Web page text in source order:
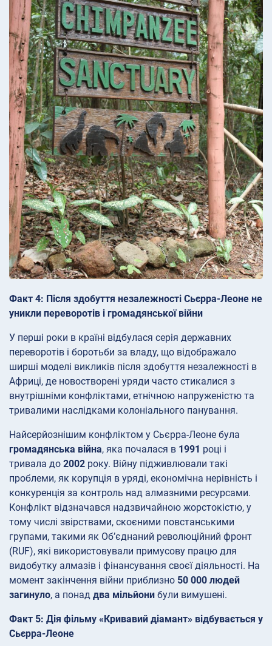
Факт 4: Після здобуття незалежності Сьєрра-Леоне не
уникли переворотів і громадянської війни
У перші роки в країні відбулася серія державних
переворотів і боротьби за владу, що відображало
ширші моделі викликів після здобуття незалежності в
Африці, де новостворені уряди часто стикалися з
внутрішніми конфліктами, етнічною напруженістю та
тривалими наслідками колоніального панування.
Найсерйознішим конфліктом у Сьєрра-Леоне була
громадянська війна, яка почалася в 1991 році і
тривала до 2002 року. Війну підживлювали такі
проблеми, як корупція в уряді, економічна нерівність і
конкуренція за контроль над алмазними ресурсами.
Конфлікт відзначався надзвичайною жорстокістю, у
тому числі звірствами, скоєними повстанськими
групами, такими як Об’єднаний революційний фронт
(RUF), які використовували примусову працю для
видобутку алмазів і фінансування своєї діяльності. На
момент закінчення війни приблизно 50 000 людей
загинуло, а понад два мільйони були вимушені.
Факт 5: Дія фільму «Кривавий діамант» відбувається у
Сьєрра-Леоне